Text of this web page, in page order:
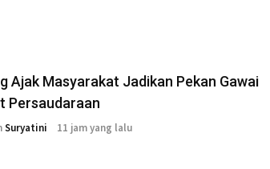
Ajak Masyarakat Jadikan Pekan Gawai
Persaudaraan
Suryatini 11 jam yang lalu